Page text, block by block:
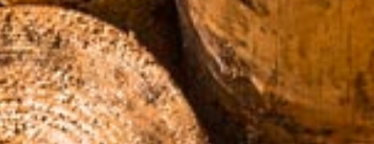
ROHRINDE
STREUSALZ
SUBSTRAT- &
TORF